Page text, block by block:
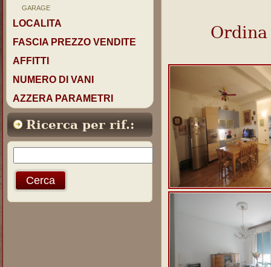
GARAGE
LOCALITA
FASCIA PREZZO VENDITE
AFFITTI
NUMERO DI VANI
AZZERA PARAMETRI
Ricerca per rif.: